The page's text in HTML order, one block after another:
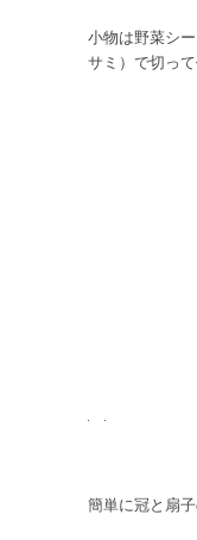
小物は野菜シ
サミ）で切っ
簡単に冠と扇